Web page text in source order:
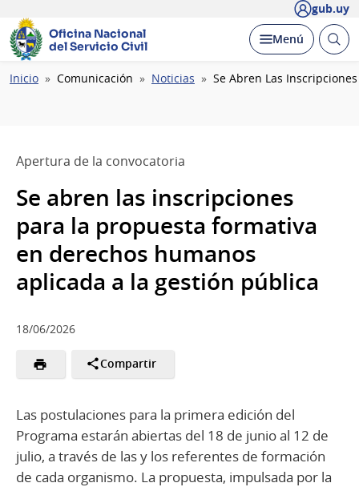
gub.uy
Oficina Nacional
del Servicio Civil
Desplegar
Menú Abrir
Ruta
Inicio Comunicación Noticias Se Abren Las
Apertura de la convocatoria
Se abren las inscripciones
para la propuesta formativa
en derechos humanos
aplicada a la gestión pública
18/06/2026
Compartir
Las postulaciones para la primera edición del
Programa estarán abiertas del 18 de junio al 12 de
julio, a través de las y los referentes de formación
de cada organismo. La propuesta, impulsada por la